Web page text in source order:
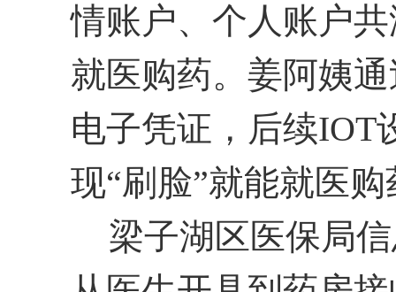
情账户、 个人账户
就医购药。姜阿姨
电子凭证，后续IOT
现“刷脸”就能就医购
梁子湖区医保局